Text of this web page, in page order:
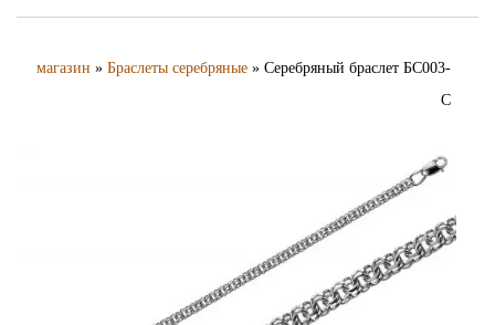
магазин » Браслеты серебряные » Серебряный браслет БС003-
С